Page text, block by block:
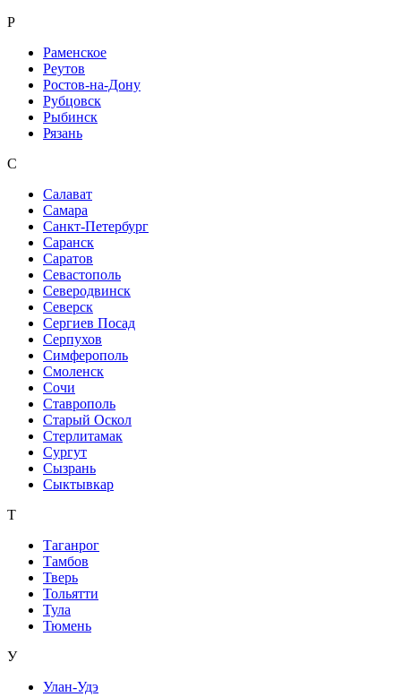
Р
Раменское
Реутов
Ростов-на-Дону
Рубцовск
Рыбинск
Рязань
С
Салават
Самара
Санкт-Петербург
Саранск
Саратов
Севастополь
Северодвинск
Северск
Сергиев Посад
Серпухов
Симферополь
Смоленск
Сочи
Ставрополь
Старый Оскол
Стерлитамак
Сургут
Сызрань
Сыктывкар
Т
Таганрог
Тамбов
Тверь
Тольятти
Тула
Тюмень
У
Улан-Удэ